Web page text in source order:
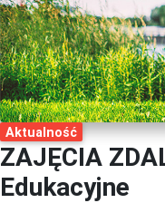
Aktualność
ZAJĘCIA
Edukacyjne